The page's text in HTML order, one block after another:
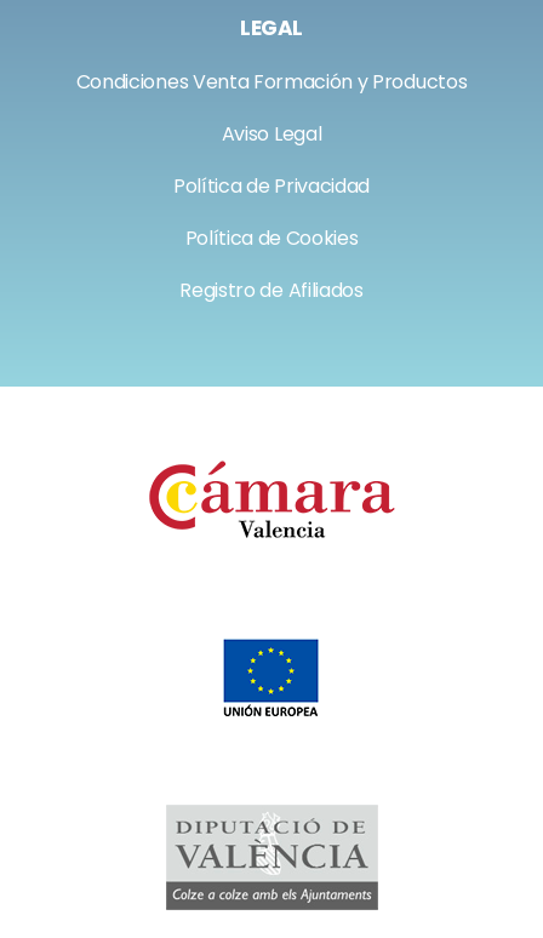
LEGAL
Condiciones Venta Formación y Productos
Aviso Legal
Política de Privacidad
Política de Cookies
Registro de Afiliados